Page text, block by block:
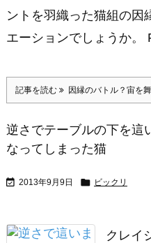
ントを羽織った猫組の
エーションでしょうか。
記事を読む 因縁のバトル？宙を
逆さでテーブルの下を這
なってしまった猫
 2013年9月9日  ビックリ
クレイ